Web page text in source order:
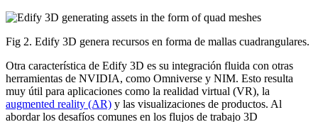
Fig 2. Edify 3D genera recursos en forma de mallas cuadrangulares.
Otra característica de Edify 3D es su integración fluida con otras
herramientas de NVIDIA, como Omniverse y NIM. Esto resulta
muy útil para aplicaciones como la realidad virtual (VR), la
augmented reality (AR) y las visualizaciones de productos. Al
abordar los desafíos comunes en los flujos de trabajo 3D